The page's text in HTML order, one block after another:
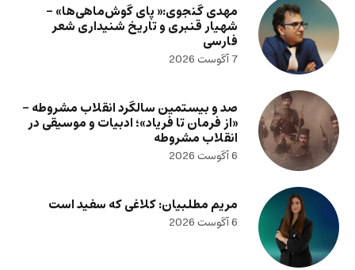
مهدی گنجوی:« پای گوش‌ماهی‌ها» –
شهیار قنبری و تاریخ شنیداری شعر
فارسی
7 آگوست 2026
صد و بیستمین سالگرد انقلاب مشروطه –
«از فرمان تا فریاد»؛ ادبیات و موسیقی در
انقلاب مشروطه
6 آگوست 2026
مریم مطلبیان: کلاغی که سفید است
6 آگوست 2026